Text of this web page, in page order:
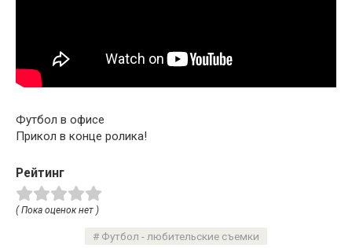
Футбол в офисе
Прикол в конце ролика!
Рейтинг
( Пока оценок нет )
Футбол - любительские съемки